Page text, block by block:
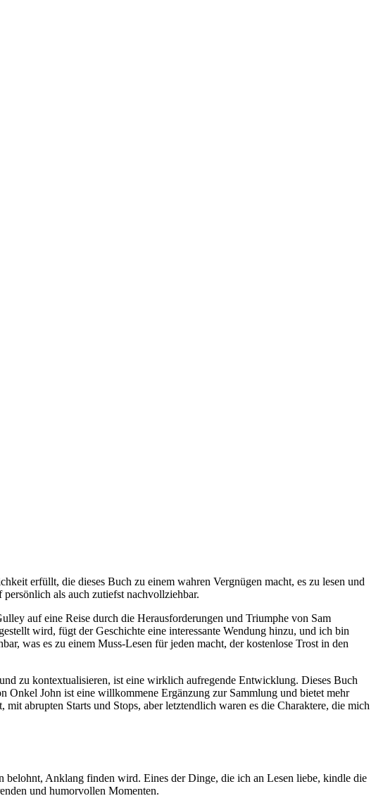
erfüllt, die dieses Buch zu einem wahren Vergnügen macht, es zu lesen und
als auch zutiefst nachvollziehbar.
auf eine Reise durch die Herausforderungen und Triumphe von Sam
wird, fügt der Geschichte eine interessante Wendung hinzu, und ich bin
was es zu einem Muss-Lesen für jeden macht, der kostenlose Trost in den
zu kontextualisieren, ist eine wirklich aufregende Entwicklung. Dieses Buch
Onkel John ist eine willkommene Ergänzung zur Sammlung und bietet mehr
abrupten Starts und Stops, aber letztendlich waren es die Charaktere, die mich
belohnt, Anklang finden wird. Eines der Dinge, die ich an Lesen liebe, kindle die
und humorvollen Momenten.